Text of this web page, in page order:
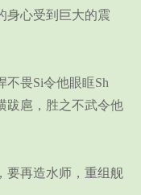
心受到巨大的震
畏Si令他眼眶Sh
跋扈，胜之不武令他
再造水师，重组舰